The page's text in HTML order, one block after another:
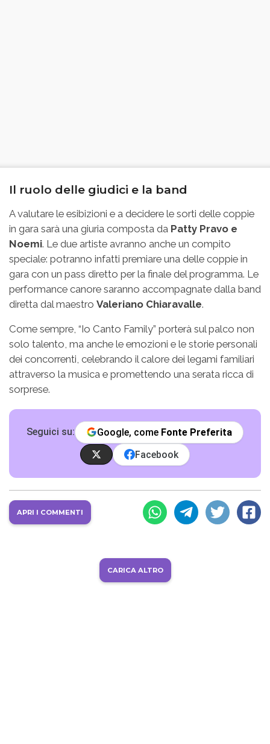
Il ruolo delle giudici e la band
A valutare le esibizioni e a decidere le sorti delle coppie
in gara sarà una giuria composta da Patty Pravo e
Noemi. Le due artiste avranno anche un compito
speciale: potranno infatti premiare una delle coppie in
gara con un pass diretto per la finale del programma. Le
performance canore saranno accompagnate dalla band
diretta dal maestro Valeriano Chiaravalle.
Come sempre, “Io Canto Family” porterà sul palco non
solo talento, ma anche le emozioni e le storie personali
dei concorrenti, celebrando il calore dei legami familiari
attraverso la musica e promettendo una serata ricca di
sorprese.
Seguici su: Google, come Fonte Preferita
Facebook
APRI I COMMENTI
CARICA ALTRO